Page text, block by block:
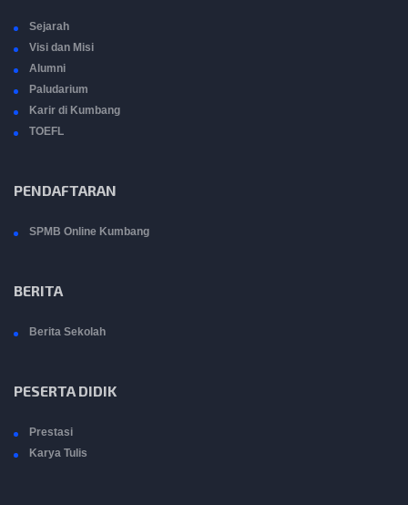
Sejarah
Visi dan Misi
Alumni
Paludarium
Karir di Kumbang
TOEFL
PENDAFTARAN
SPMB Online Kumbang
BERITA
Berita Sekolah
PESERTA DIDIK
Prestasi
Karya Tulis